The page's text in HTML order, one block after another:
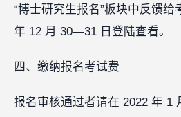
“博士研究生报名”板块中反馈给
年 12 月 30—31 日登陆查看。
四、缴纳报名考试费
报名审核通过者请在 2022 年 1